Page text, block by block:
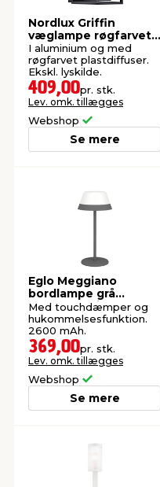
Nordlux Griffin
væglampe røgfarvet -
udendørs
I aluminium og med
røgfarvet plastdiffuser.
Ekskl. lyskilde.
409,00pr. stk.
Lev. omk. tillægges
Webshop
Se mere
Eglo Meggiano
bordlampe grå
genopladelig
Med touchdæmper og
hukommelsesfunktion.
2600 mAh.
369,00pr. stk.
Lev. omk. tillægges
Webshop
Se mere